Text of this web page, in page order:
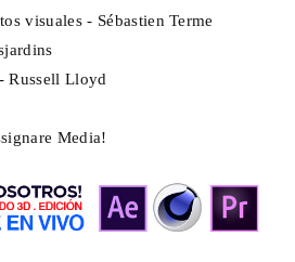
visuales - Sébastien Terme
Russell Lloyd
Media!